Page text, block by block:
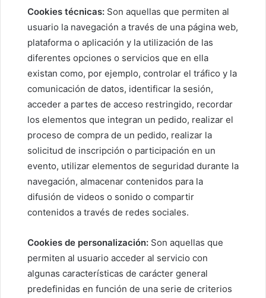
Cookies técnicas: Son aquellas que permiten al
usuario la navegación a través de una página web,
plataforma o aplicación y la utilización de las
diferentes opciones o servicios que en ella
existan como, por ejemplo, controlar el tráfico y la
comunicación de datos, identificar la sesión,
acceder a partes de acceso restringido, recordar
los elementos que integran un pedido, realizar el
proceso de compra de un pedido, realizar la
solicitud de inscripción o participación en un
evento, utilizar elementos de seguridad durante la
navegación, almacenar contenidos para la
difusión de videos o sonido o compartir
contenidos a través de redes sociales.
Cookies de personalización: Son aquellas que
permiten al usuario acceder al servicio con
algunas características de carácter general
predefinidas en función de una serie de criterios